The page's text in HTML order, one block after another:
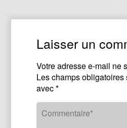
Laisser un
Votre adresse e-mail ne
Les champs
avec*